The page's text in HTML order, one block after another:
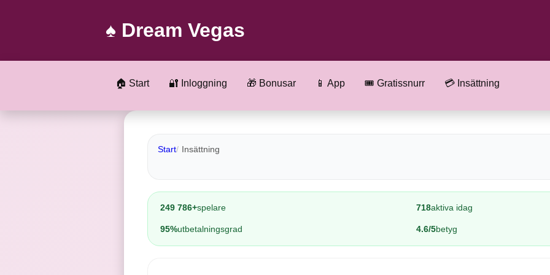
♠️ Dream Vegas
🏠 Start 🔐 Inloggning 🎁 Bonusar 📱 App 🎟️ Gratissnurr 💳 Insättning
Start Insättning
249 786+spelare 718aktiva idag
95%utbetalningsgrad 4.6/5betyg